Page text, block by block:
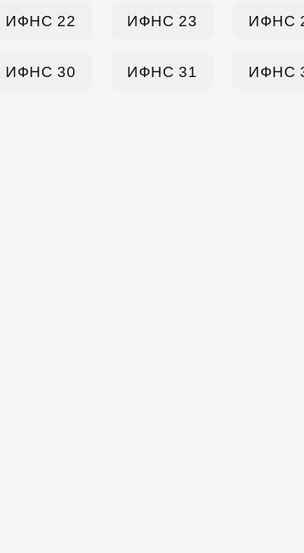
ИФНС 22 ИФНС 23 ИФНС
ИФНС 30 ИФНС 31 ИФНС